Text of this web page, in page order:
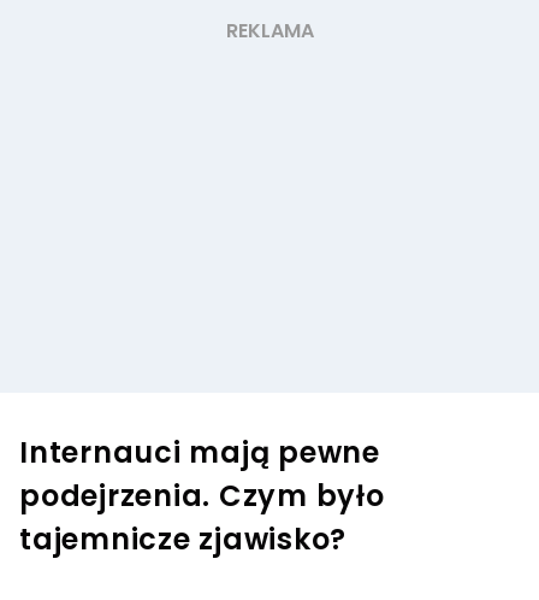
Internauci mają pewne
podejrzenia. Czym było
tajemnicze zjawisko?